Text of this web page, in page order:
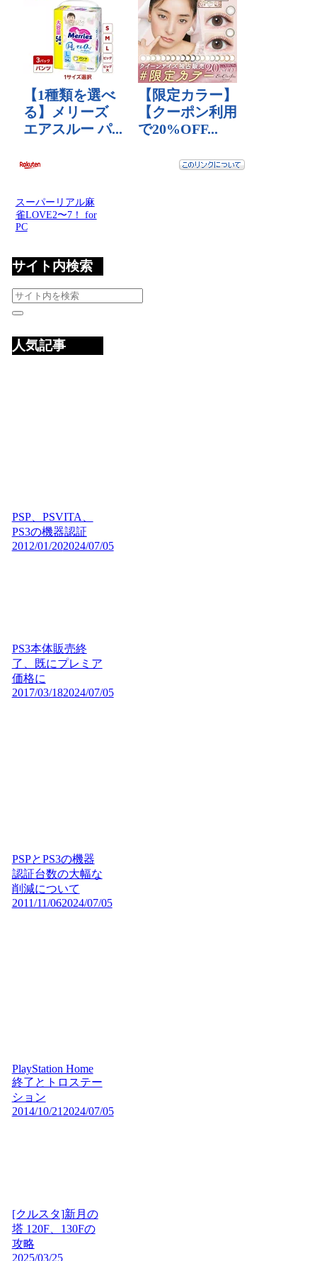
スーパーリアル麻
雀LOVE2〜7！ for
PC
サイト内検索
人気記事
PSP、PSVITA、
PS3の機器認証
2012/01/202024/07/05
PS3本体販売終
了、既にプレミア
価格に
2017/03/182024/07/05
PSPとPS3の機器
認証台数の大幅な
削減について
2011/11/062024/07/05
PlayStation Home
終了とトロステー
ション
2014/10/21 2024/07/05
[クルスタ]新月の
塔 120F、130Fの
攻略
2025/03/25